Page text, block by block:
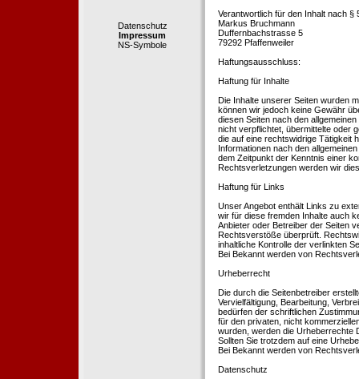
Datenschutz
Impressum
NS-Symbole
Verantwortlich für den Inhalt nach §
Markus Bruchmann
Duffernbachstrasse 5
79292 Pfaffenweiler
Haftungsausschluss:
Haftung für Inhalte
Die Inhalte unserer Seiten wurden
können wir jedoch keine Gewähr
diesen Seiten nach den
nicht verpflichtet, übermittelte oder
die auf eine rechtswidrige Tätigkeit
Informationen nach den
dem Zeitpunkt der Kenntnis einer
Rechtsverletzungen werden wir
Haftung für Links
Unser Angebot enthält Links zu
wir für diese fremden Inhalte auch
Anbieter oder Betreiber der Seiten
Rechtsverstöße überprüft.
inhaltliche Kontrolle der verlinkten
Bei Bekannt werden von
Urheberrecht
Die durch die Seitenbetreiber
Vervielfältigung, Bearbeitung,
bedürfen der schriftlichen
für den privaten, nicht
wurden, werden die Urheberrechte
Sollten Sie trotzdem auf eine
Bei Bekannt werden von
Datenschutz